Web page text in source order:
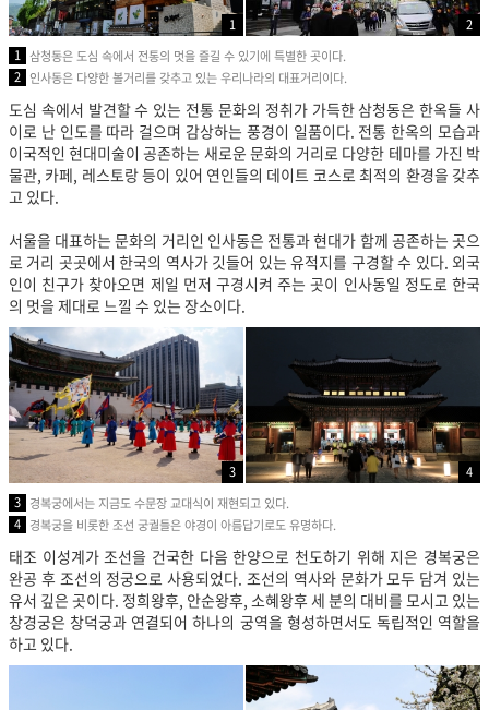
1
2
1 삼청동은 도심 속에서 전통의 멋을 즐길 수 있기에 특별한 곳이다.
2 인사동은 다양한 볼거리를 갖추고 있는 우리나라의 대표거리이다.
도심 속에서 발견할 수 있는 전통 문화의 정취가 가득한 삼청동은 한옥들 사
이로 난 인도를 따라 걸으며 감상하는 풍경이 일품이다. 전통 한옥의 모습과
이국적인 현대미술이 공존하는 새로운 문화의 거리로 다양한 테마를 가진 박
물관, 카페, 레스토랑 등이 있어 연인들의 데이트 코스로 최적의 환경을 갖추
고 있다.
서울을 대표하는 문화의 거리인 인사동은 전통과 현대가 함께 공존하는 곳으
로 거리 곳곳에서 한국의 역사가 깃들어 있는 유적지를 구경할 수 있다. 외국
인이 친구가 찾아오면 제일 먼저 구경시켜 주는 곳이 인사동일 정도로 한국
의 멋을 제대로 느낄 수 있는 장소이다.
3
4
3 경복궁에서는 지금도 수문장 교대식이 재현되고 있다.
4 경복궁을 비롯한 조선 궁궐들은 야경이 아름답기로도 유명하다.
태조 이성계가 조선을 건국한 다음 한양으로 천도하기 위해 지은 경복궁은
완공 후 조선의 정궁으로 사용되었다. 조선의 역사와 문화가 모두 담겨 있는
유서 깊은 곳이다. 정희왕후, 안순왕후, 소혜왕후 세 분의 대비를 모시고 있는
창경궁은 창덕궁과 연결되어 하나의 궁역을 형성하면서도 독립적인 역할을
하고 있다.